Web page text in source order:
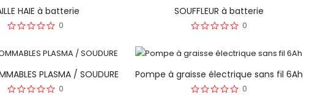
HAIE à batterie
0
SOUFFLEUR à batterie
0
PLASMA / SOUDURE
0
Pompe à graisse électrique sans fil 6Ah
0